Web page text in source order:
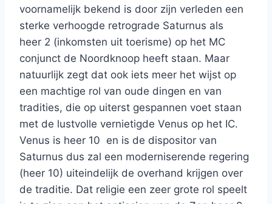
voornamelijk bekend is door zijn verleden een
sterke verhoogde retrograde Saturnus als
heer 2 (inkomsten uit toerisme) op het MC
conjunct de Noordknoop heeft staan. Maar
natuurlijk zegt dat ook iets meer het wijst op
een machtige rol van oude dingen en van
tradities, die op uiterst gespannen voet staan
met de lustvolle vernietigde Venus op het IC.
Venus is heer 10 en is de dispositor van
Saturnus dus zal een moderniserende regering
(heer 10) uiteindelijk de overhand krijgen over
de traditie. Dat religie een zeer grote rol speelt